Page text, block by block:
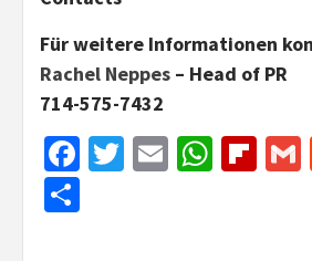
Für weitere Informationen
Rachel Neppes – Head of PR
714-575-7432
Facebook
Twitter
Email